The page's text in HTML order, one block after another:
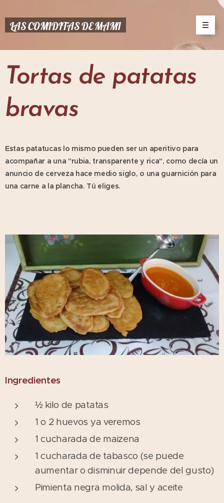
LAS COMIDITAS DE MAMI
Tortas de patatas
bravas
Estas patatucas lo mismo pueden ser un aperitivo para
acompañar a una "rubia, transparente y rica", como decía un
anuncio de cerveza hace medio siglo, o una guarnición para
una carne a la plancha. Tú eliges.
Ingredientes
½ kilo de patatas
1 o 2 huevos ya veremos
1 cucharada de maizena
1 cucharada de tabasco (se puede
aumentar o disminuir depende del gusto)
Pimienta negra molida, sal y aceite